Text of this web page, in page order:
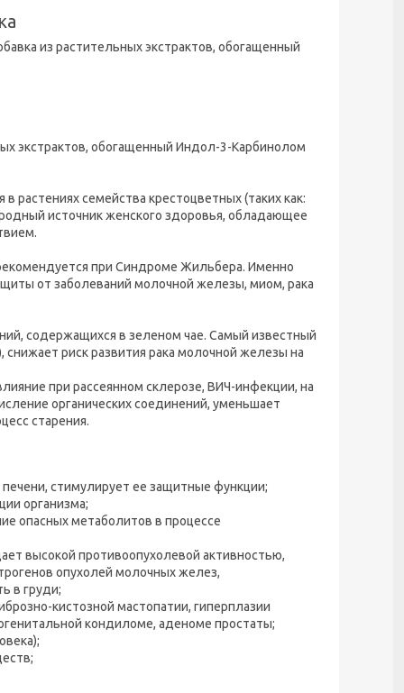
из растительных экстрактов, обогащенный
экстрактов, обогащенный Индол-3-Карбинолом
растениях семейства крестоцветных (таких как:
источник женского здоровья, обладающее
при Синдроме Жильбера. Именно
от заболеваний молочной железы, миом, рака
содержащихся в зеленом чае. Самый известный
снижает риск развития рака молочной железы на
при рассеянном склерозе, ВИЧ-инфекции, на
органических соединений, уменьшает
старения.
стимулирует ее защитные функции;
организма;
опасных метаболитов в процессе
высокой противоопухолевой активностью,
опухолей молочных желез,
в груди;
кистозной мастопатии, гиперплазии
кондиломе, аденоме простаты;